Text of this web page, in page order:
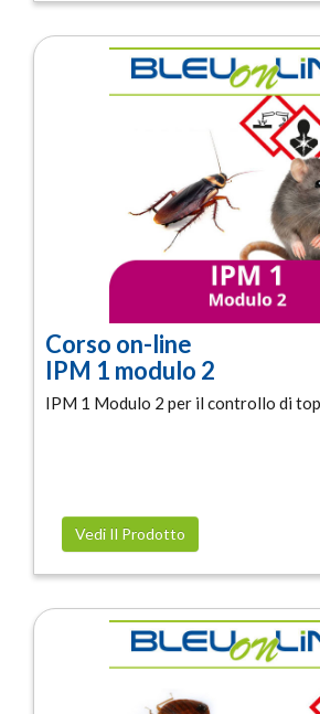
Corso on-line
IPM 1 modulo 2
IPM 1 Modulo 2 per il controllo di
Vedi Il Prodotto